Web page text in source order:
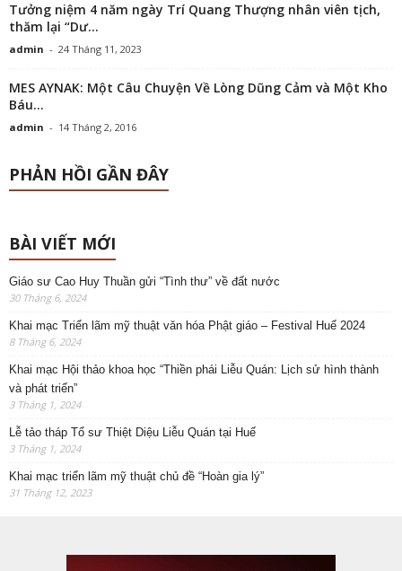
Tưởng niệm 4 năm ngày Trí Quang Thượng nhân viên tịch,
thăm lại “Dư...
admin - 24 Tháng 11, 2023
MES AYNAK: Một Câu Chuyện Về Lòng Dũng Cảm và Một Kho
Báu...
admin - 14 Tháng 2, 2016
PHẢN HỒI GẦN ĐÂY
BÀI VIẾT MỚI
Giáo sư Cao Huy Thuần gửi “Tình thư” về đất nước
30 Tháng 6, 2024
Khai mạc Triển lãm mỹ thuật văn hóa Phật giáo – Festival Huế 2024
8 Tháng 6, 2024
Khai mạc Hội thảo khoa học “Thiền phái Liễu Quán: Lịch sử hình thành
và phát triển”
3 Tháng 1, 2024
Lễ tảo tháp Tổ sư Thiệt Diệu Liễu Quán tại Huế
3 Tháng 1, 2024
Khai mạc triển lãm mỹ thuật chủ đề “Hoàn gia lý”
31 Tháng 12, 2023